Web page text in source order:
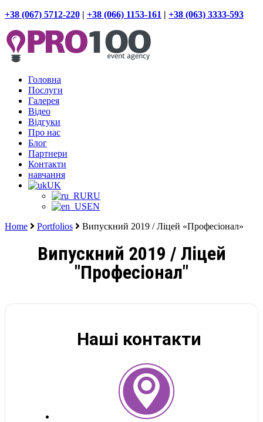
+38 (067) 5712-220 | +38 (066) 1153-161 | +38 (063) 3333-593
Головна
Послуги
Галерея
Відео
Відгуки
Про нас
Блог
Партнери
Контакти
навчання
UK
RU
EN
Home
Portfolios Випускний 2019 / Ліцей «Професіонал»
Випускний 2019 / Ліцей
"Професіонал"
Наші контакти